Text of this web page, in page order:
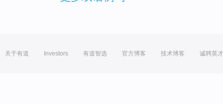
关于有道 Investors 有道智选 官方博客 技术博客 诚聘英才